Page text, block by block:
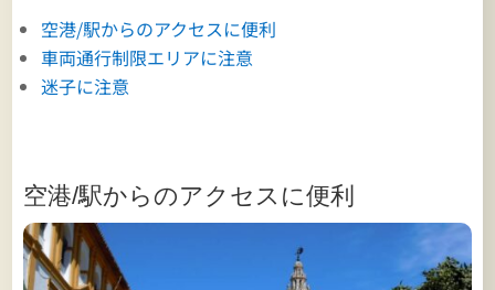
空港/駅からのアクセスに便利
車両通行制限エリアに注意
迷子に注意
空港/駅からのアクセスに便利